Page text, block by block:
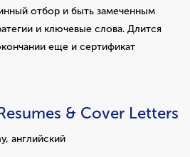
отбор и быть замеченным
и ключевые слова. Длится
еще и сертификат
& Cover Letters
английский